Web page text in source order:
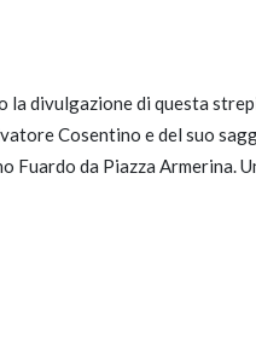
divulgazione di questa
Cosentino e del suo
Fuardo da Piazza Armerina.